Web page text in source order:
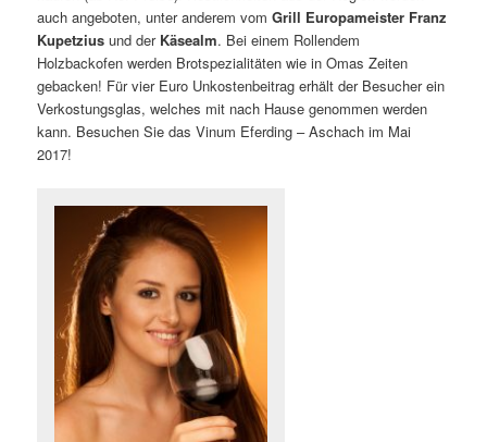
auch angeboten, unter anderem vom Grill Europameister Franz
Kupetzius und der Käsealm. Bei einem Rollendem
Holzbackofen werden Brotspezialitäten wie in Omas Zeiten
gebacken! Für vier Euro Unkostenbeitrag erhält der Besucher ein
Verkostungsglas, welches mit nach Hause genommen werden
kann. Besuchen Sie das Vinum Eferding – Aschach im Mai
2017!